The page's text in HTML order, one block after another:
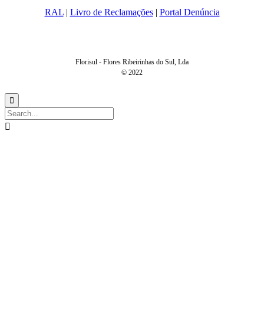
RAL| Livro de Reclamações| Portal Denúncia
Florisul - Flores Ribeirinhas do Sul, Lda
© 2022

